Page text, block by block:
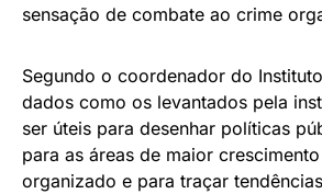
sensação de combate ao crime
Segundo o coordenador do
dados como os levantados pela
ser úteis para desenhar políticas
para as áreas de maior
organizado e para traçar